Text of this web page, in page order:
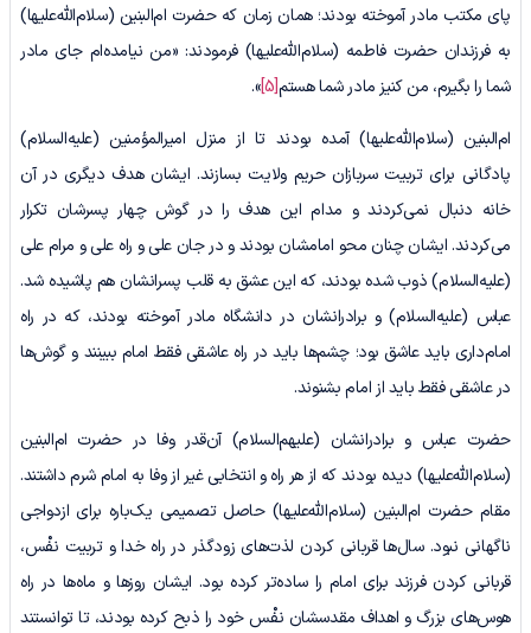
پای مکتب مادر آموخته بودند؛ همان زمان که حضرت ام‌البنین (سلام‌الله‌علیها)
به فرزندان حضرت فاطمه (سلام‌الله‌علیها) فرمودند: «من نیامده‌ام جای مادر
شما را بگیرم، من کنیز مادر شما هستم[5]
».
ام‌البنین (سلام‌الله‌علیها) آمده بودند تا از منزل امیرالمؤمنین (علیه‌السلام)
پادگانی برای تربیت سربازان حریم ولایت بسازند. ایشان هدف دیگری در آن
خانه دنبال نمی‌کردند و مدام این هدف را در گوش چهار پسرشان تکرار
می‌کردند. ایشان چنان محو امامشان بودند و در جان علی و راه علی و مرام علی
(علیه‌السلام) ذوب شده بودند، که این عشق به قلب پسرانشان هم پاشیده شد.
عباس (علیه‌السلام) و برادرانشان در دانشگاه مادر آموخته بودند، که در راه
امام‌داری باید عاشق بود؛ چشم‌ها باید در راه عاشقی فقط امام ببینند و گوش‌ها
در عاشقی فقط باید از امام بشنوند.
حضرت عباس و برادرانشان (علیهم‌السلام) آن‌قدر وفا در حضرت ام‌البنین
(سلام‌الله‌علیها) دیده بودند که از هر راه و انتخابی غیر از وفا به امام شرم داشتند.
مقام حضرت ام‌البنین (سلام‌الله‌علیها) حاصل تصمیمی یک‌باره برای ازدواجی
ناگهانی نبود. سال‌ها قربانی کردن لذت‌های زودگذر در راه خدا و تربیت نفْس،
قربانی کردن فرزند برای امام را ساده‌تر کرده بود. ایشان روزها و ماه‌ها در راه
هوس‌های بزرگ و اهداف مقدسشان نفْس خود را ذبح کرده بودند، تا توانستند